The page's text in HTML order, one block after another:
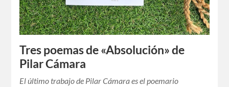
Tres poemas de «Absolución» de
Pilar Cámara
El último trabajo de Pilar Cámara es el poemario